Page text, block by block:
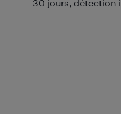
30 jours, détection